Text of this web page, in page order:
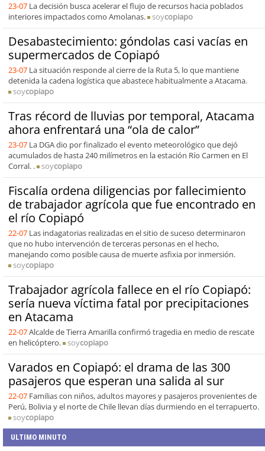
23-07 La decisión busca acelerar el flujo de recursos hacia poblados
interiores impactados como Amolanas.
soycopiapo
Desabastecimiento: góndolas casi vacías en
supermercados de Copiapó
23-07 La situación responde al cierre de la Ruta 5, lo que mantiene
detenida la cadena logística que abastece habitualmente a Atacama.
soycopiapo
Tras récord de lluvias por temporal, Atacama
ahora enfrentará una “ola de calor”
23-07 La DGA dio por finalizado el evento meteorológico que dejó
acumulados de hasta 240 milímetros en la estación Río Carmen en El
Corral. .
soycopiapo
Fiscalía ordena diligencias por fallecimiento
de trabajador agrícola que fue encontrado en
el río Copiapó
22-07 Las indagatorias realizadas en el sitio de suceso determinaron
que no hubo intervención de terceras personas en el hecho,
manejando como posible causa de muerte asfixia por inmersión.
soycopiapo
Trabajador agrícola fallece en el río Copiapó:
sería nueva víctima fatal por precipitaciones
en Atacama
22-07Alcalde de Tierra Amarilla confirmó tragedia en medio de rescate
en helicóptero.
soycopiapo
Varados en Copiapó: el drama de las 300
pasajeros que esperan una salida al sur
22-07 Familias con niños, adultos mayores y pasajeros provenientes de
Perú, Bolivia y el norte de Chile llevan días durmiendo en el terrapuerto.
soycopiapo
ULTIMO MINUTO